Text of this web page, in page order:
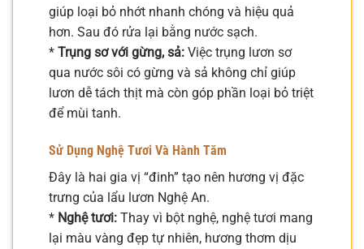
giúp loại bỏ nhớt nhanh chóng và hiệu quả
hơn. Sau đó rửa lại bằng nước sạch.
* Trụng sơ với gừng, sả: Việc trụng lươn sơ
qua nước sôi có gừng và sả không chỉ giúp
lươn dễ tách thịt mà còn góp phần loại bỏ triệt
để mùi tanh.
Sử Dụng Nghệ Tươi Và Hành Tăm
Đây là hai gia vị “đinh” tạo nên hương vị đặc
trưng của lẩu lươn Nghệ An.
* Nghệ tươi: Thay vì bột nghệ, nghệ tươi mang
lại màu vàng đẹp tự nhiên, hương thơm dịu